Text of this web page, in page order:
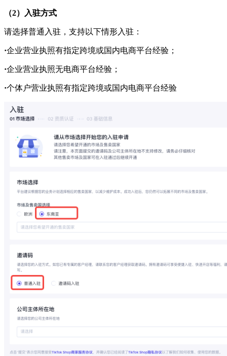
（2） 入驻方式
请选择普通入驻，支持以下情形入驻：
·企业营业执照有指定跨境或国内电商平台经验；
·企业营业执照无电商平台经验；
·个体户营业执照有指定跨境或国内电商平台经验